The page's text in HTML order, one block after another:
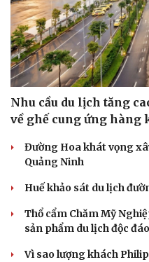
Sức khỏe
Dinh dưỡng - món ngon
Cây thuốc
Nhi khoa
Nhu cầu du lịch tăng
về ghế cung ứng hàng
Đường Hoa khát vọng
Quảng Ninh
Huế khảo sát du lịch
Thổ cẩm Chăm Mỹ
sản phẩm du lịch độc đáo
Vì sao lượng khách